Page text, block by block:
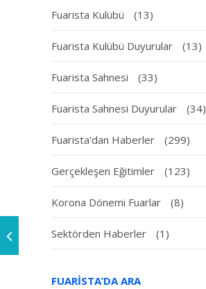
Fuarista Kulübü (13)
Fuarista Kulübü Duyurular (13)
Fuarista Sahnesi (33)
Fuarista Sahnesi Duyurular (34)
Fuarista'dan Haberler (299)
Gerçekleşen Eğitimler (123)
Korona Dönemi Fuarlar (8)
Sektörden Haberler (1)
FUARISTA’DA ARA